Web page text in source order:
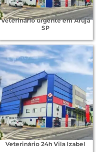
Veterinário urgente em Arujá
SP
Veterinário 24h Vila Izabel